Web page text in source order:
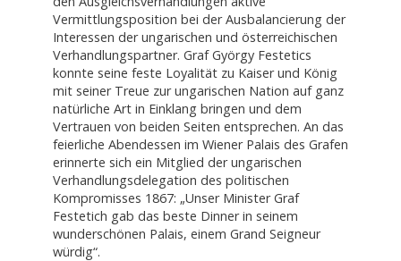
Vermittlungsposition bei der Ausbalancierung der
Interessen der ungarischen und österreichischen
Verhandlungspartner. Graf György Festetics
konnte seine feste Loyalität zu Kaiser und König
mit seiner Treue zur ungarischen Nation auf ganz
natürliche Art in Einklang bringen und dem
Vertrauen von beiden Seiten entsprechen. An das
feierliche Abendessen im Wiener Palais des Grafen
erinnerte sich ein Mitglied der ungarischen
Verhandlungsdelegation des politischen
Kompromisses 1867: „Unser Minister Graf
Festetich gab das beste Dinner in seinem
wunderschönen Palais, einem Grand Seigneur
würdig“.